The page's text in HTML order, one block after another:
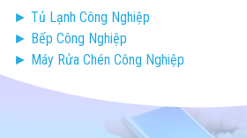
► Tủ Lạnh Công Nghiệp
► Bếp Công Nghiệp
► Máy Rửa Chén Công Nghiệp